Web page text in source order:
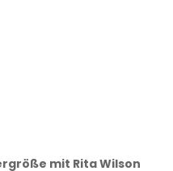
mit Rita Wilson